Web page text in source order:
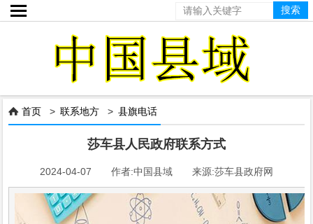

 首页 >联系地方 >县旗电话
莎车县人民政府联系方式
2024-04-07 作者:中国县域 来源:莎车县政府网